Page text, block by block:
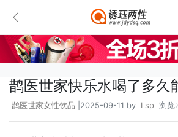
鹊医世家快乐水喝了多久
鹊医世家女性饮品 |2025-09-11 by Lsp 浏览